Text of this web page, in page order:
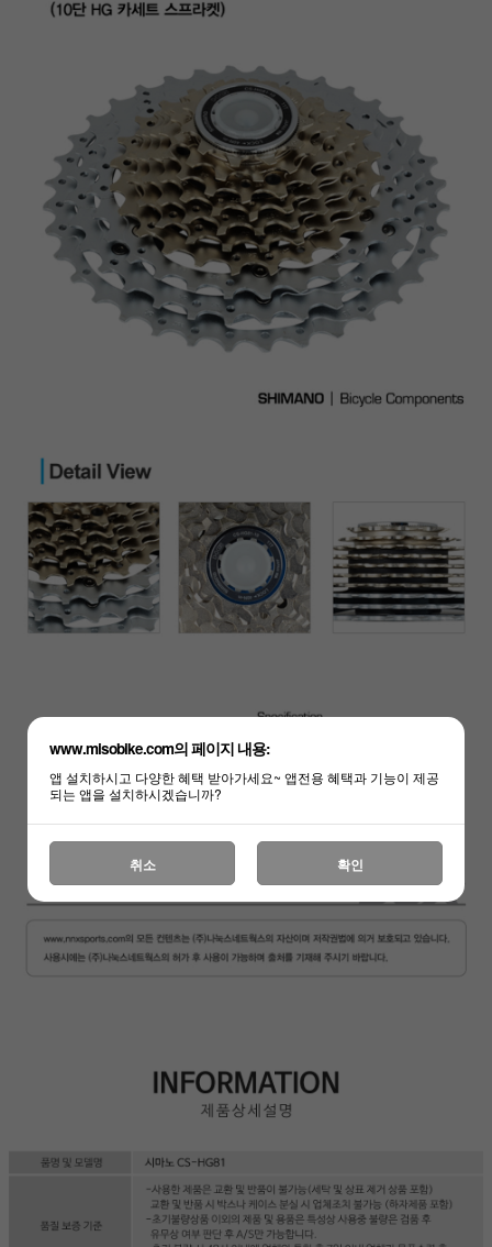
www.misobike.com의 페이지 내용:
앱 설치하시고 다양한 혜택 받아가세요~ 앱전용 혜택과 기능이 제공
되는 앱을 설치하시겠습니까?
취소 확인